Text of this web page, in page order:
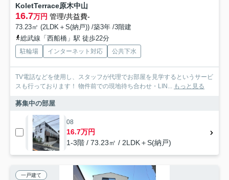
KoletTerrace原木中山
16.7万円 管理/共益費-
73.23㎡ (2LDK＋S(納戸)) /築3年 /3階建
総武線「西船橋」駅 徒歩22分
駐輪場 インターネット対応 公共下水
TV電話などを使用し、スタッフが代理でお部屋を見学するというサービ
スも行っております！ 物件前での現地待ち合わせ・LIN...
もっと見る
募集中の部屋
08
16.7万円
1-3階 / 73.23㎡ / 2LDK＋S(納戸)
一戸建て